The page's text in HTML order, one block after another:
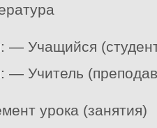
— Учащийся
— Учитель
урока (занятия)